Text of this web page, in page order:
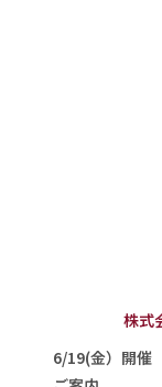
株式
6/19(金）開催